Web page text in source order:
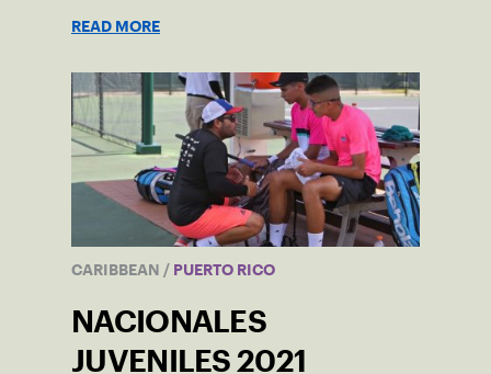
READ MORE
CARIBBEAN / PUERTO RICO
NACIONALES
JUVENILES 2021